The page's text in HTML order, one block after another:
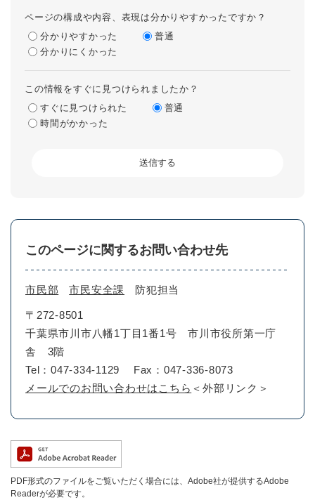
ページの構成や内容、表現は分かりやすかったですか？
分かりやすかった
普通
分かりにくかった
この情報をすぐに見つけられましたか？
すぐに見つけられた
普通
時間がかかった
このページに関するお問い合わせ先
市民部 市民安全課 防犯担当
〒272-8501
千葉県市川市八幡1丁目1番1号 市川市役所第一庁
舎 3階
Tel：047-334-1129
Fax：047-336-8073
メールでのお問い合わせはこちら ＜外部リンク＞
PDF形式のファイルをご覧いただく場合には、Adobe社が提供するAdobe
Readerが必要です。